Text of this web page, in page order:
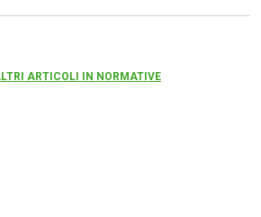
ARTICOLI IN NORMATIVE